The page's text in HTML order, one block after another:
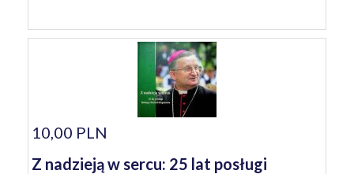
10,00 PLN
Z nadzieją w sercu: 25 lat posługi